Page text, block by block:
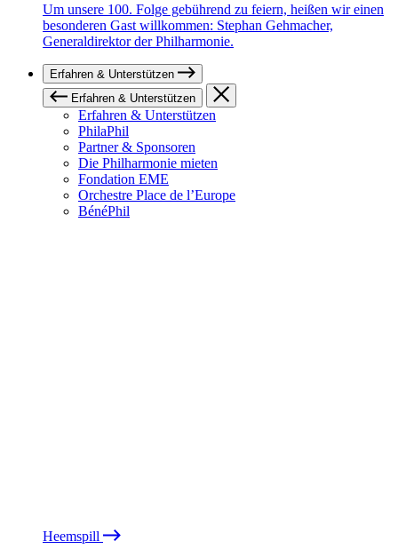
Um unsere 100. Folge gebührend zu feiern, heißen wir einen
besonderen Gast willkommen: Stephan Gehmacher,
Generaldirektor der Philharmonie.
Erfahren & Unterstützen
Erfahren & Unterstützen
Erfahren & Unterstützen
PhilaPhil
Partner & Sponsoren
Die Philharmonie mieten
Fondation EME
Orchestre Place de l’Europe
BénéPhil
Heemspill